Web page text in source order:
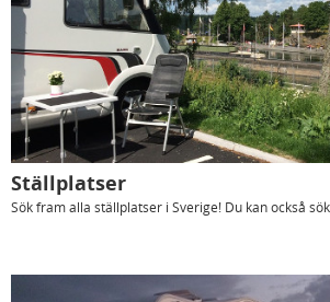
Ställplatser
Sök fram alla ställplatser i Sverige! Du kan också